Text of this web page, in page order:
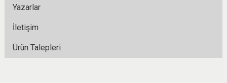
Yazarlar
İletişim
Ürün Talepleri